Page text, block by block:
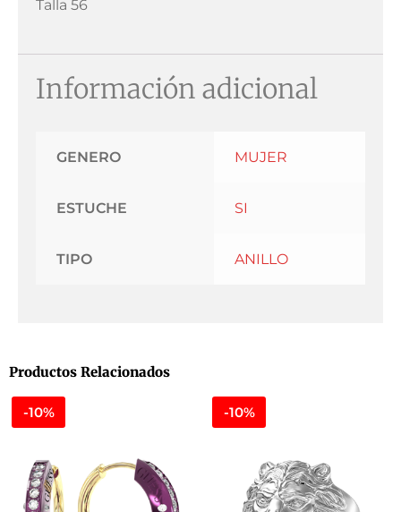
Talla 56
Información adicional
GENERO MUJER
ESTUCHE SI
TIPO ANILLO
Productos Relacionados
-10% -10%